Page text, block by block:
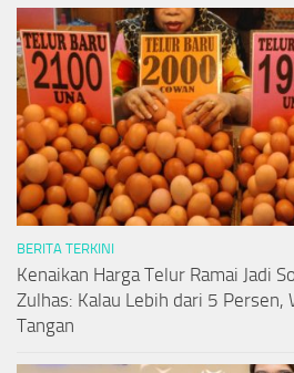
BERITA TERKINI
Kenaikan Harga Telur Ramai Jadi
Zulhas: Kalau Lebih dari 5 Persen,
Tangan